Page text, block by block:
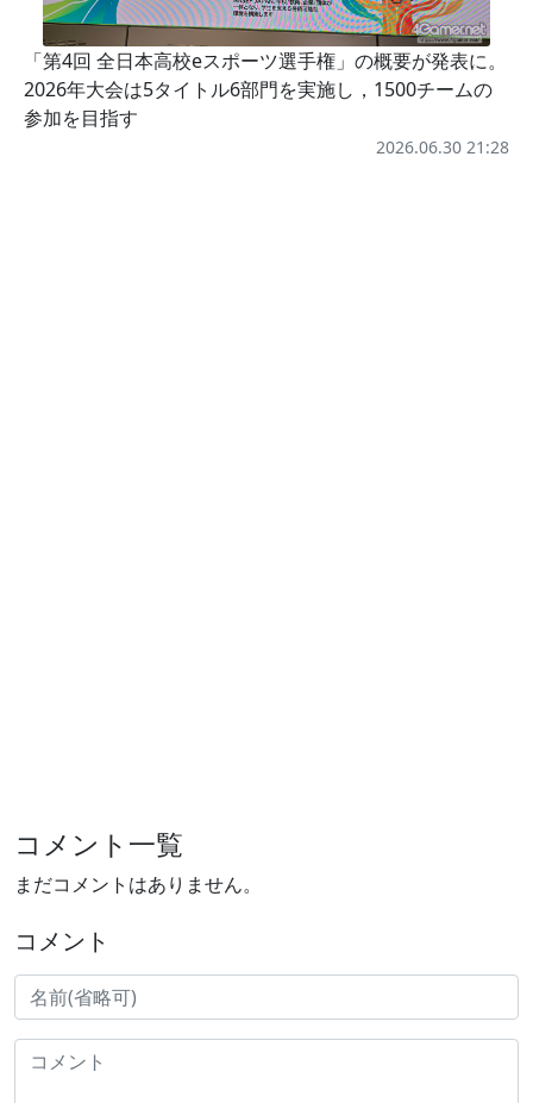
「第4回 全日本高校eスポーツ選手権」の概要が発表に。
2026年大会は5タイトル6部門を実施し，1500チームの
参加を目指す
2026.06.30 21:28
コメント一覧
まだコメントはありません。
コメント